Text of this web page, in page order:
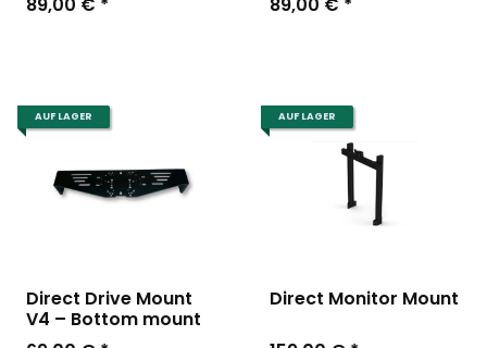
AUF LAGER
Direct Drive Mount
V4 – Bottom mount
AUF LAGER
Direct Monitor Mount